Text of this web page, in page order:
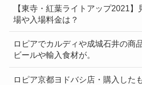
【東寺・紅葉ライトアップ2021
場や入場料金は？
ロピアでカルディや成城石井の商
ビールや輸入食材が。
ロピア京都ヨドバシ店・購入した